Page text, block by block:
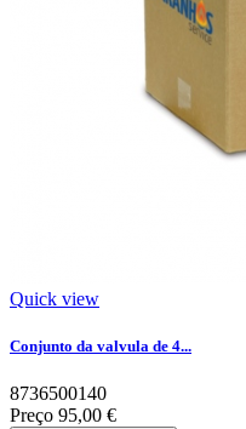
Quick view
Conjunto da valvula de 4...
8736500140
Preço 95,00 €